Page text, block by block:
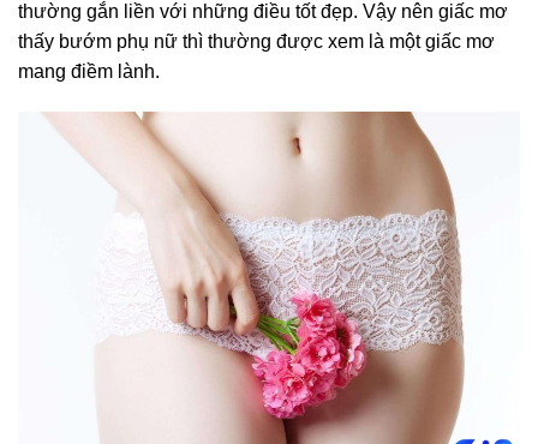
thường gắn liền với những điều tốt đẹp. Vậy nên giấc mơ
thấy bướm phụ nữ thì thường được xem là một giấc mơ
mang điềm lành.